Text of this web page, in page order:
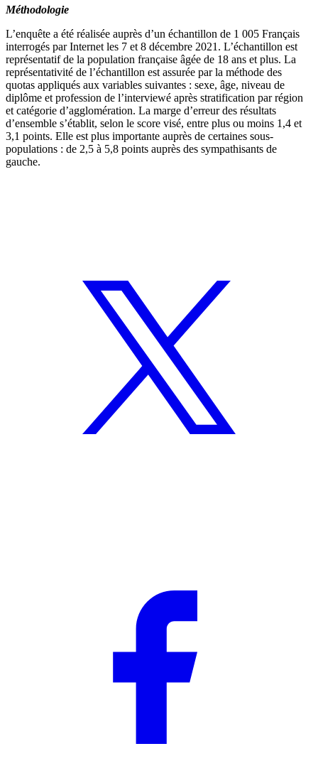
Méthodologie
L’enquête a été réalisée auprès d’un échantillon de 1 005 Français
interrogés par Internet les 7 et 8 décembre 2021. L’échantillon est
représentatif de la population française âgée de 18 ans et plus. La
représentativité de l’échantillon est assurée par la méthode des
quotas appliqués aux variables suivantes : sexe, âge, niveau de
diplôme et profession de l’interviewé après stratification par région
et catégorie d’agglomération. La marge d’erreur des résultats
d’ensemble s’établit, selon le score visé, entre plus ou moins 1,4 et
3,1 points. Elle est plus importante auprès de certaines sous-
populations : de 2,5 à 5,8 points auprès des sympathisants de
gauche.